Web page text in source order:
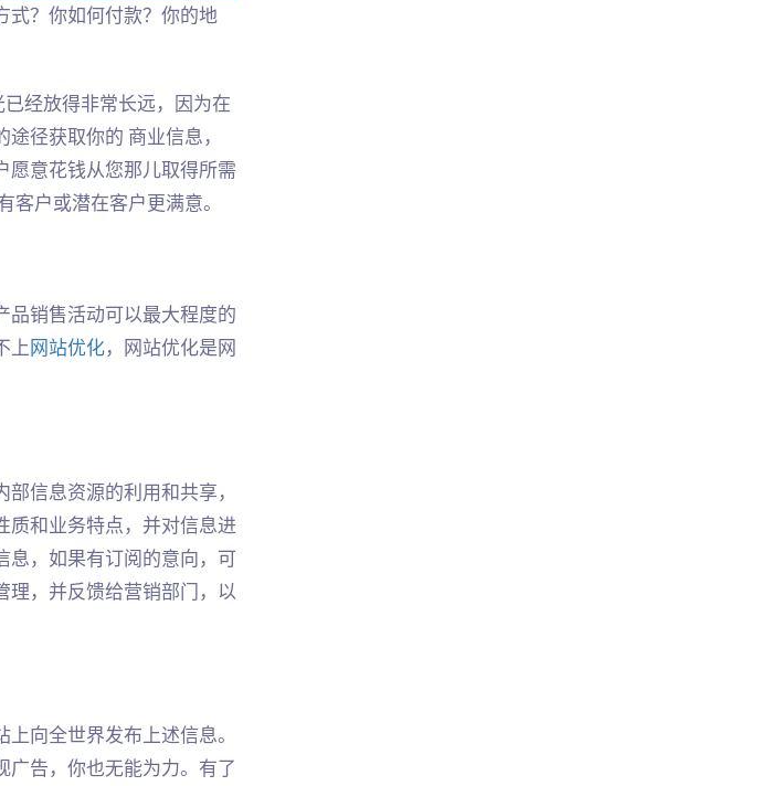
式？你如何付款？你的地
经放得非常长远，因为在
径获取你的 商业信息，
愿意花钱从您那儿取得所需
户或潜在客户更满意。
品销售活动可以最大程度的
上网站优化，网站优化是网
信息资源的利用和共享，
质和业务特点，并对信息进
息，如果有订阅的意向，可
理，并反馈给营销部门，以
向全世界发布上述信息。
广告，你也无能为力。有了